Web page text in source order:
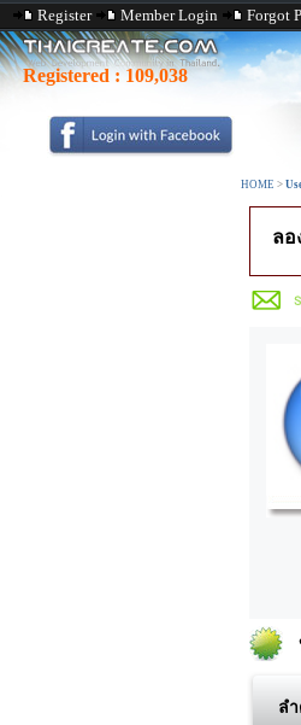
Register Member Login Forgot
Registered : 109,038
HOME >
ลอ
ล